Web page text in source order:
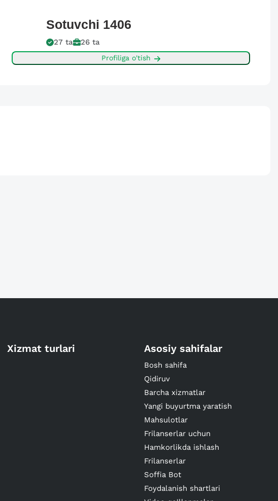
Sotuvchi 1406
27 ta 26 ta
Profiliga o'tish
Xizmat turlari Asosiy sahifalar
Bosh sahifa
Qidiruv
Barcha xizmatlar
Yangi buyurtma yaratish
Mahsulotlar
Frilanserlar uchun
Hamkorlikda ishlash
Frilanserlar
Soffia Bot
Foydalanish shartlari